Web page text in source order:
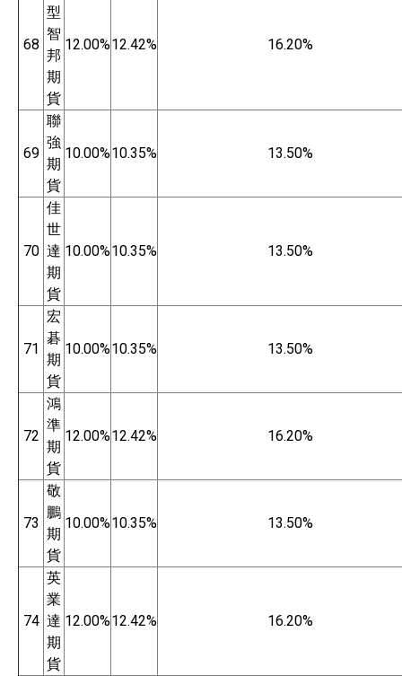
68
型
智
邦
期
貨
12.00%12.42% 16.20%
69
聯
強
期
貨
10.00%10.35% 13.50%
70
佳
世
達
期
貨
10.00%10.35% 13.50%
71
宏
碁
期
貨
10.00%10.35% 13.50%
72
鴻
準
期
貨
12.00%12.42% 16.20%
73
敬
鵬
期
貨
10.00%10.35% 13.50%
74
英
業
達
期
貨
12.00%12.42% 16.20%